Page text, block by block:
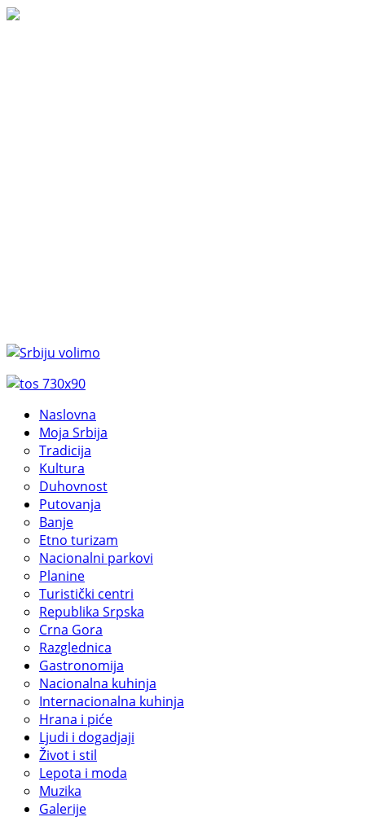
Naslovna
Moja Srbija
Tradicija
Kultura
Duhovnost
Putovanja
Banje
Etno turizam
Nacionalni parkovi
Planine
Turistički centri
Republika Srpska
Crna Gora
Razglednica
Gastronomija
Nacionalna kuhinja
Internacionalna kuhinja
Hrana i piće
Ljudi i dogadjaji
Život i stil
Lepota i moda
Muzika
Galerije